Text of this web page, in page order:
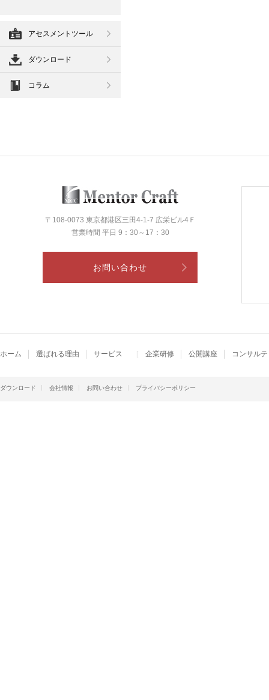
アセスメントツール
ダウンロード
コラム
〒108-0073 東京都港区三田4-1-7 広栄ビル4Ｆ
営業時間 平日 9：30～17：30
お問い合わせ
ホーム 選ばれる理由 サービス 企業研修 公開講座 コンサル
ダウンロード 会社情報 お問い合わせ プライバシーポリシー